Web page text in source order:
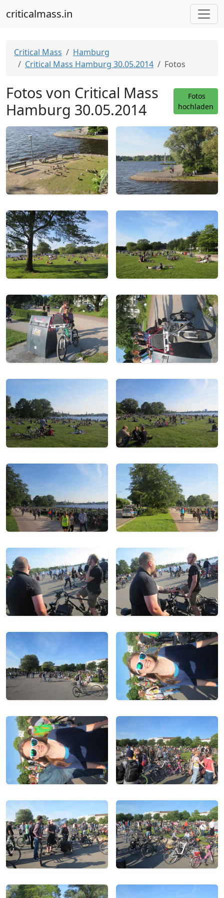
criticalmass.in
Critical Mass
Hamburg
Critical Mass Hamburg 30.05.2014
Fotos
Fotos von Critical Mass
Hamburg 30.05.2014
Fotos
hochladen